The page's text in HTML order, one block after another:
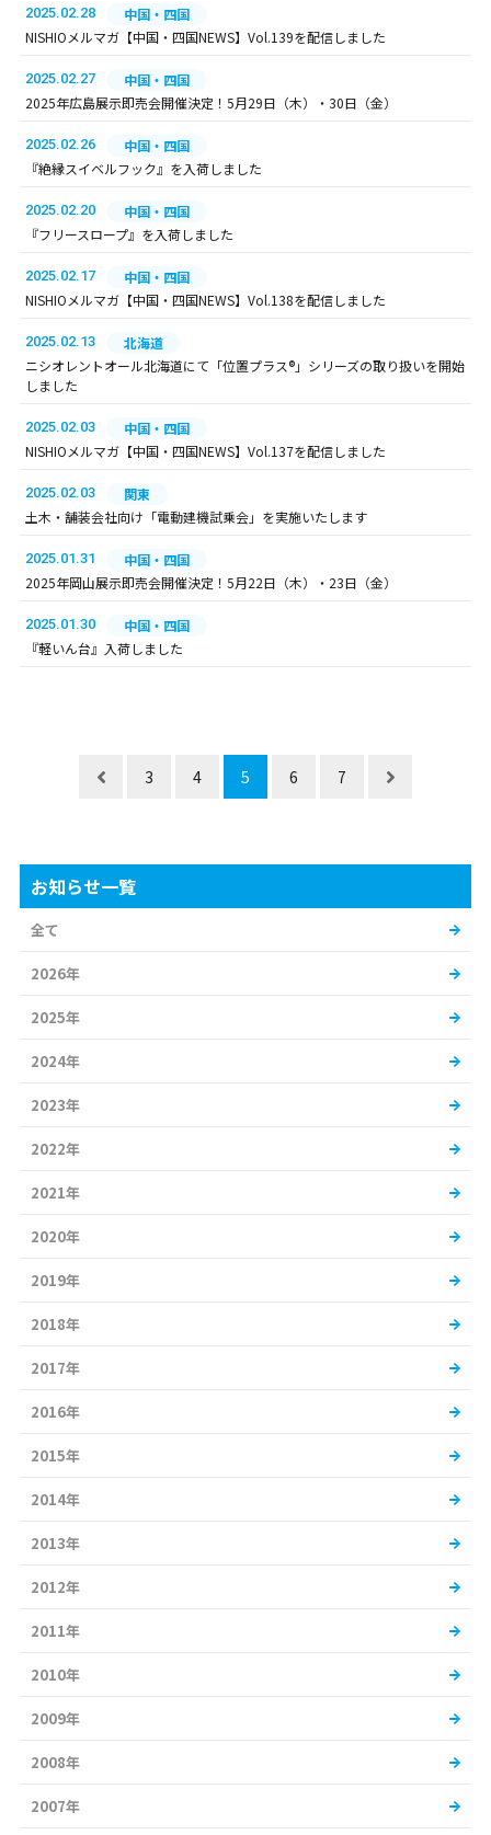
2025.02.28
中国・四国
NISHIOメルマガ【中国・四国NEWS】Vol.139を配信しました
2025.02.27
中国・四国
2025年広島展示即売会開催決定！5月29日（木）・30日（金）
2025.02.26
中国・四国
『絶縁スイベルフック』を入荷しました
2025.02.20
中国・四国
『フリースロープ』を入荷しました
2025.02.17
中国・四国
NISHIOメルマガ【中国・四国NEWS】Vol.138を配信しました
2025.02.13
北海道
ニシオレントオール北海道にて「位置プラス®」シリーズの取り扱いを開始
しました
2025.02.03
中国・四国
NISHIOメルマガ【中国・四国NEWS】Vol.137を配信しました
2025.02.03
関東
土木・舗装会社向け「電動建機試乗会」を実施いたします
2025.01.31
中国・四国
2025年岡山展示即売会開催決定！5月22日（木）・23日（金）
2025.01.30
中国・四国
『軽いん台』入荷しました
3 4 5 6 7
お知らせ一覧
全て
2026年
2025年
2024年
2023年
2022年
2021年
2020年
2019年
2018年
2017年
2016年
2015年
2014年
2013年
2012年
2011年
2010年
2009年
2008年
2007年